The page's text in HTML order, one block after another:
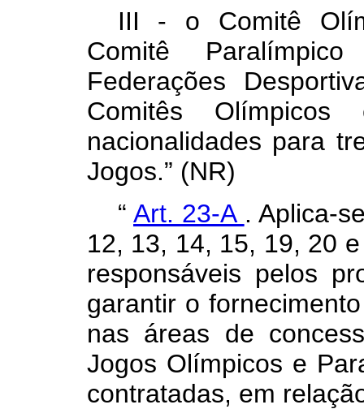
III - o Comitê
Comitê
Federações
Comitês
nacionalidades para
Jogos.” (NR)
“Art. 23-A . Aplica-
12, 13, 14, 15, 19, 20
responsáveis pelos
garantir o
nas áreas de
Jogos Olímpicos e
contratadas, em